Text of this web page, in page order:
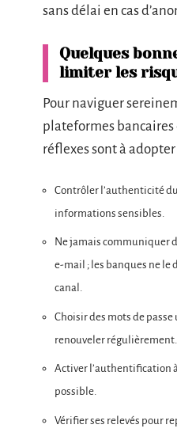
sans délai en cas
Quelques
limiter les
Pour naviguer
plateformes
réflexes sont à adopter
Contrôler l’authenticité
informations sensibles.
Ne jamais communiquer
e-mail ; les banques ne le
canal.
Choisir des mots de
renouveler régulièrement.
Activer l’authentification
possible.
Vérifier ses relevés pour